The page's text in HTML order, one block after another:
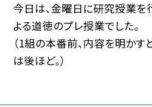
今日は、金曜日に研究授業を
よる道徳のプレ授業でした。
（1組の本番前、内容を明か
は後ほど。）